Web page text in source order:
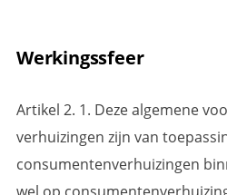
Werkingssfeer
Artikel 2. 1. Deze algemene
verhuizingen zijn van
consumentenverhuizingen